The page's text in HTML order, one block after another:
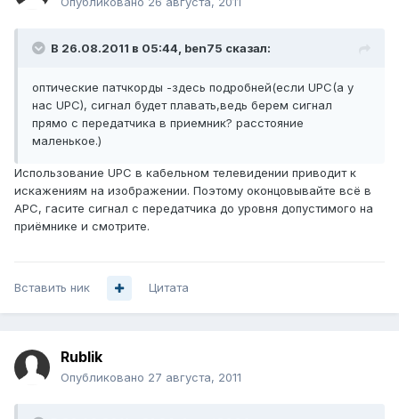
В 26.08.2011 в 05:44, ben75 сказал:
оптические патчкорды -здесь подробней(если UPC(а у
нас UPC), сигнал будет плавать,ведь берем сигнал
прямо с передатчика в приемник? расстояние
маленькое.)
Использование UPC в кабельном телевидении приводит к
искажениям на изображении. Поэтому оконцовывайте всё в
APC, гасите сигнал с передатчика до уровня допустимого на
приёмнике и смотрите.
Вставить ник Цитата
Rublik
Опубликовано 27 августа, 2011